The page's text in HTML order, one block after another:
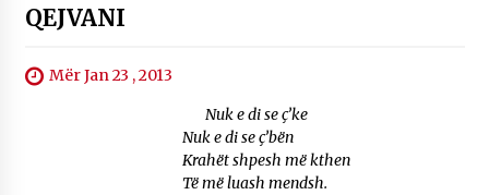
QEJVANI
Mër Jan 23 , 2013
Nuk e di se ç’ke
Nuk e di se ç’bën
Krahët shpesh më kthen
Të më luash mendsh.